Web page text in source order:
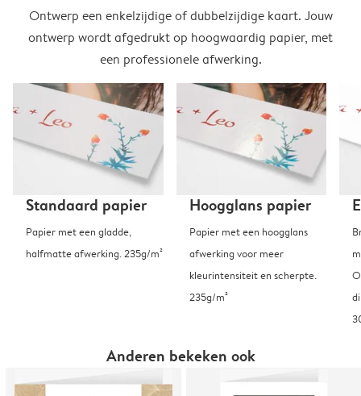
Ontwerp een enkelzijdige of dubbelzijdige kaart. Jouw
ontwerp wordt afgedrukt op hoogwaardig papier, met
een professionele afwerking.
Standaard papier
Papier met een gladde,
halfmatte afwerking. 235g/m²
Hoogglans papier
Papier met een hoogglans
afwerking voor meer
kleurintensiteit en scherpte.
235g/m²
Anderen bekeken ook